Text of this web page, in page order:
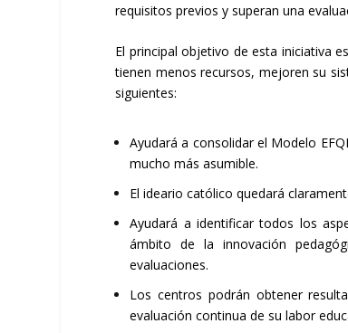
requisitos previos y superan una
El principal objetivo de esta iniciativa
tienen menos recursos, mejoren su
siguientes:
Ayudará a consolidar el Modelo
mucho más asumible.
El ideario católico quedará
Ayudará a identificar todos los
ámbito de la innovación
evaluaciones.
Los centros podrán obtener
evaluación continua de su labor